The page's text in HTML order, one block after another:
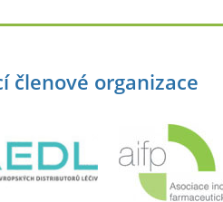
členové organizace